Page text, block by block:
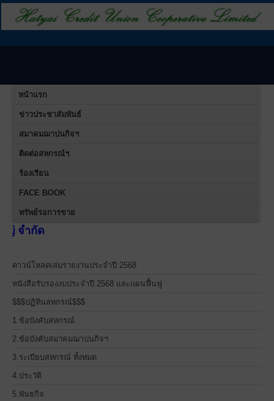
หน้าแรก
ข่าวประชาสัมพันธ์
สมาคมฌาปนกิจฯ
ติดต่อสหกรณ์ฯ
ร้องเรียน
FACE BOOK
ทรัพย์รอการขาย
ดาวน์โหลดเล่มรายงานประจำปี 2568
หนังสือรับรองงบประจำปี 2568 และแผนฟื้นฟู
$$$ปฏิทินสหกรณ์$$$
1.ข้อบังคับสหกรณ์
2.ข้อบังคับสมาคมฌาปนกิจฯ
3.ระเบียบสหกรณ์ ทั้งหมด
4.ประวัติ
5.พันธกิจ